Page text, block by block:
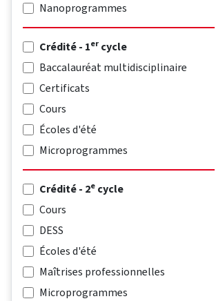
Nanoprogrammes
Crédité - 1er cycle
Baccalauréat multidisciplinaire
Certificats
Cours
Écoles d'été
Microprogrammes
Crédité - 2e cycle
Cours
DESS
Écoles d'été
Maîtrises professionnelles
Microprogrammes